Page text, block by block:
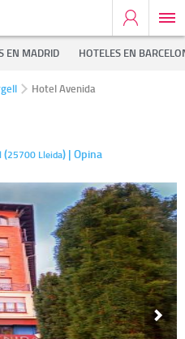
EN MADRID HOTELES EN
Hotel Avenida
(25700 Lleida) | Opina